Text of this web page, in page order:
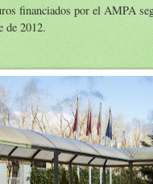
financiados por el AMPA
de 2012.